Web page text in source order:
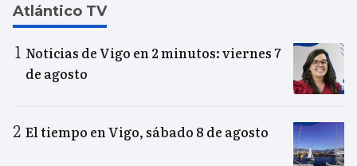
Atlántico TV
Noticias de Vigo en 2 minutos: viernes 7
de agosto
El tiempo en Vigo, sábado 8 de agosto